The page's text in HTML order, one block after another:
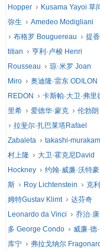
Hopper
Kusama Yayoi 草
弥生
Amedeo Modigliani
布格罗 Bouguereau
提香
titian
亨利·卢梭 Henri
Rousseau
琼·米罗 Joan
Miro
奥迪隆·雷东 ODILON
REDON
卡斯帕·大卫·弗里
里希
爱德华·蒙克
伦勃朗
拉斐尔·扎巴莱塔Rafael
Zabaleta
takashi-
村上隆
大卫·霍克尼David
Hockney
约翰·威廉·沃特豪
斯
Roy Lichtenstein
克利
姆特Gustav Klimt
达芬奇
Leonardo da Vinci
乔治·康
多 George Condo
威廉·德·
库宁
弗拉戈纳尔 Fragonard